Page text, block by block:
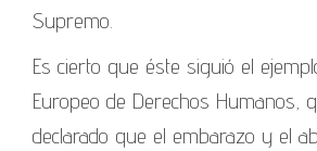
Supremo.
Es cierto que éste siguió el
Europeo de Derechos Humanos,
declarado que el embarazo y el